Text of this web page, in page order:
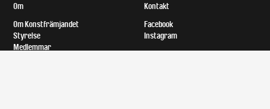
Om
Om Konstfrämjandet
Styrelse
Medlemmar
Kontakt
Facebook
Instagram